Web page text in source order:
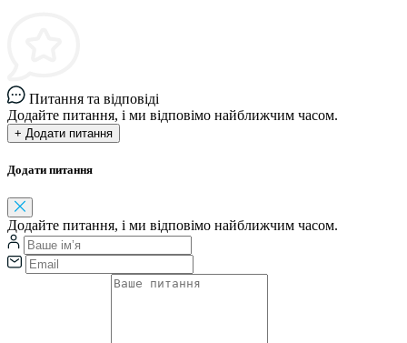
Питання та відповіді
Додайте питання, і ми відповімо найближчим часом.
+ Додати питання
Додати питання
Додайте питання, і ми відповімо найближчим часом.